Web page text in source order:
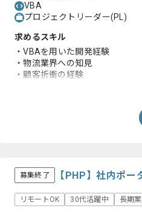
VBA
プロジェクトリーダー(PL)
求めるスキル
・VBAを用いた開発経験
・物流業界への知見
・顧客折衝の経験
募集終了 【PHP】社内ポ
リモートOK 30代活躍中 長期